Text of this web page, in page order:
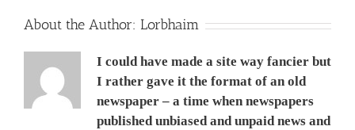
About the Author: Lorbhaim
I could have made a site way fancier but
I rather gave it the format of an old
newspaper – a time when newspapers
published unbiased and unpaid news and